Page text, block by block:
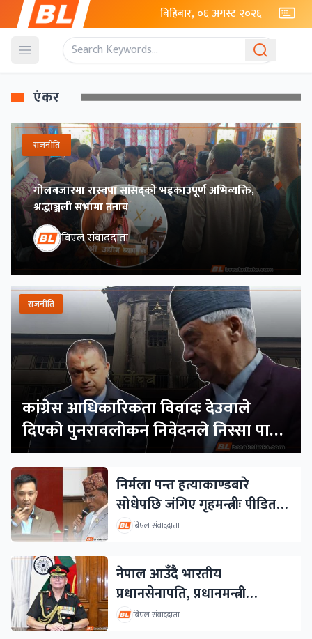
बिहिबार, ०६ अगस्ट २०२६
Open menu
एंकर
राजनीति
गोलबजारमा रास्वपा सांसद्को भड्काउपूर्ण अभिव्यक्ति,
श्रद्धाञ्जली सभामा तनाव
बिएल संवाददाता
राजनीति
कांग्रेस आधिकारिकता विवादः देउवाले
दिएको पुनरावलोकन निवेदनले निस्सा पायो,
फेरि सुरुदेखि सुनुवाइ हुने
निर्मला पन्त हत्याकाण्डबारे
सोधेपछि जंगिए गृहमन्त्रीः पीडित
परिवारको घाउ नकोट्याउन आग्रह
बिएल संवाददाता
नेपाल आउँदै भारतीय
प्रधानसेनापति, प्रधानमन्त्री
बालेनलाई भेट्ने प्रस्ताव
बिएल संवाददाता